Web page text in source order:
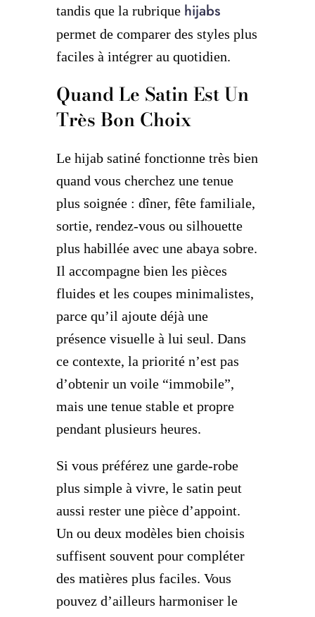
tandis que la rubrique hijabs
permet de comparer des styles plus
faciles à intégrer au quotidien.
Quand Le Satin Est Un
Très Bon Choix
Le hijab satiné fonctionne très bien
quand vous cherchez une tenue
plus soignée : dîner, fête familiale,
sortie, rendez-vous ou silhouette
plus habillée avec une abaya sobre.
Il accompagne bien les pièces
fluides et les coupes minimalistes,
parce qu’il ajoute déjà une
présence visuelle à lui seul. Dans
ce contexte, la priorité n’est pas
d’obtenir un voile “immobile”,
mais une tenue stable et propre
pendant plusieurs heures.
Si vous préférez une garde-robe
plus simple à vivre, le satin peut
aussi rester une pièce d’appoint.
Un ou deux modèles bien choisis
suffisent souvent pour compléter
des matières plus faciles. Vous
pouvez d’ailleurs harmoniser le